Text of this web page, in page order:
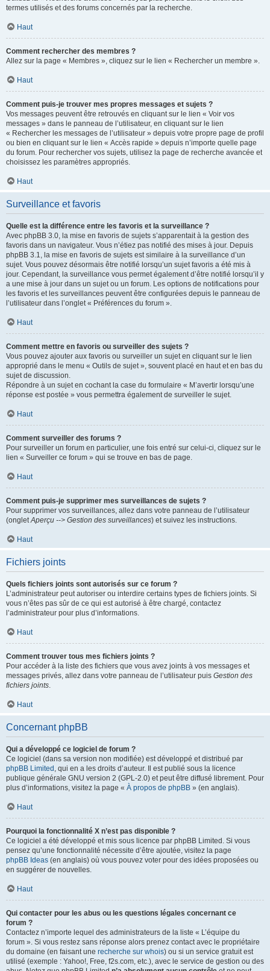
termes utilisés et des forums concernés par la recherche.
Haut
Comment rechercher des membres ?
Allez sur la page « Membres », cliquez sur le lien « Rechercher un membre ».
Haut
Comment puis-je trouver mes propres messages et sujets ?
Vos messages peuvent être retrouvés en cliquant sur le lien « Voir vos
messages » dans le panneau de l’utilisateur, en cliquant sur le lien
« Rechercher les messages de l’utilisateur » depuis votre propre page de profil
ou bien en cliquant sur le lien « Accès rapide » depuis n’importe quelle page
du forum. Pour rechercher vos sujets, utilisez la page de recherche avancée et
choisissez les paramètres appropriés.
Haut
Surveillance et favoris
Quelle est la différence entre les favoris et la surveillance ?
Avec phpBB 3.0, la mise en favoris de sujets s’apparentait à la gestion des
favoris dans un navigateur. Vous n’étiez pas notifié des mises à jour. Depuis
phpBB 3.1, la mise en favoris de sujets est similaire à la surveillance d’un
sujet. Vous pouvez désormais être notifié lorsqu’un sujet favoris a été mis à
jour. Cependant, la surveillance vous permet également d’être notifié lorsqu’il y
a une mise à jour dans un sujet ou un forum. Les options de notifications pour
les favoris et les surveillances peuvent être configurées depuis le panneau de
l’utilisateur dans l’onglet « Préférences du forum ».
Haut
Comment mettre en favoris ou surveiller des sujets ?
Vous pouvez ajouter aux favoris ou surveiller un sujet en cliquant sur le lien
approprié dans le menu « Outils de sujet », souvent placé en haut et en bas du
sujet de discussion.
Répondre à un sujet en cochant la case du formulaire « M’avertir lorsqu’une
réponse est postée » vous permettra également de surveiller le sujet.
Haut
Comment surveiller des forums ?
Pour surveiller un forum en particulier, une fois entré sur celui-ci, cliquez sur le
lien « Surveiller ce forum » qui se trouve en bas de page.
Haut
Comment puis-je supprimer mes surveillances de sujets ?
Pour supprimer vos surveillances, allez dans votre panneau de l’utilisateur
(ongletAperçu --> Gestion des surveillances) et suivez les instructions.
Haut
Fichiers joints
Quels fichiers joints sont autorisés sur ce forum ?
L’administrateur peut autoriser ou interdire certains types de fichiers joints. Si
vous n’êtes pas sûr de ce qui est autorisé à être chargé, contactez
l’administrateur pour plus d’informations.
Haut
Comment trouver tous mes fichiers joints ?
Pour accéder à la liste des fichiers que vous avez joints à vos messages et
messages privés, allez dans votre panneau de l’utilisateur puis Gestion des
fichiers joints.
Haut
Concernant phpBB
Qui a développé ce logiciel de forum ?
Ce logiciel (dans sa version non modifiée) est développé et distribué par
phpBB Limited , qui en a les droits d’auteur. Il est publié sous la licence
publique générale GNU version 2 (GPL-2.0) et peut être diffusé librement. Pour
plus d’informations, visitez la page « À propos de phpBB » (en anglais).
Haut
Pourquoi la fonctionnalité X n’est pas disponible ?
Ce logiciel a été développé et mis sous licence par phpBB Limited. Si vous
pensez qu’une fonctionnalité nécessite d’être ajoutée, visitez la page
phpBB Ideas (en anglais) où vous pouvez voter pour des idées proposées ou
en suggérer de nouvelles.
Haut
Qui contacter pour les abus ou les questions légales concernant ce
forum ?
Contactez n’importe lequel des administrateurs de la liste « L’équipe du
forum ». Si vous restez sans réponse alors prenez contact avec le propriétaire
du domaine (en faisant une recherche sur whois) ou si un service gratuit est
utilisé (exemple : Yahoo!, Free, f2s.com, etc.), avec le service de gestion ou des